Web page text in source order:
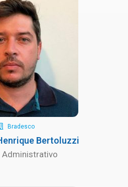
Bradesco
Bertoluzzi
Administrativo